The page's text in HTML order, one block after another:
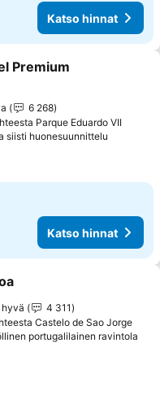
Katso hinnat
suosikkeihin
Premium
6 268
Parque Eduardo VII
siisti huonesuunnittelu
Katso hinnat
suosikkeihin
hyvä
4 311
Castelo de Sao Jorge
portugalilainen ravintola